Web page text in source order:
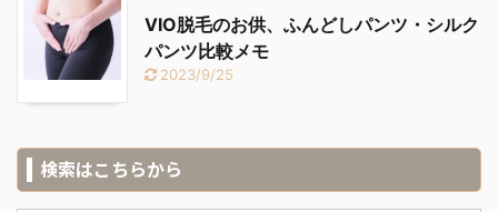
VIO脱毛のお供、ふんどしパンツ・シルク
パンツ比較メモ
2023/9/25
検索はこちらから